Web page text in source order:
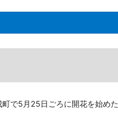
で5月25日ごろに開花を始めた